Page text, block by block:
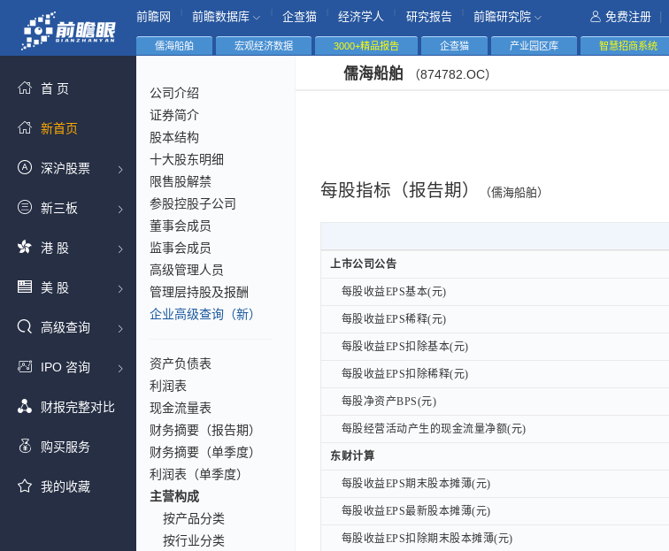
前瞻网 前瞻数据库 企查猫 经济学人 研究报告 前瞻研究院 免费注册
首 页
新首页
深沪股票
新三板
港 股
美 股
高级查询
IPO 咨询
财报完整对比
购买服务
我的收藏
儒海船舶 宏观经济数据 3000+精品报告 企查猫 产业园区库 智慧招商系统
公司介绍
证券简介
股本结构
十大股东明细
限售股解禁
参股控股子公司
董事会成员
监事会成员
高级管理人员
管理层持股及报酬
企业高级查询（新）
资产负债表
利润表
现金流量表
财务摘要（报告期）
财务摘要（单季度）
利润表（单季度）
主营构成
按产品分类
按行业分类
儒海船舶 （874782.OC）
每股指标（报告期） （儒海船舶）
上市公司公告
每股收益EPS基本(元)
每股收益EPS稀释(元)
每股收益EPS扣除基本(元)
每股收益EPS扣除稀释(元)
每股净资产BPS(元)
每股经营活动产生的现金流量净额(元)
东财计算
每股收益EPS期末股本摊薄(元)
每股收益EPS最新股本摊薄(元)
每股收益EPS扣除期末股本摊薄(元)
上市公司公告
每股收益EPS基本(元)
每股收益EPS稀释(元)
每股收益EPS扣除基本(元)
每股收益EPS扣除稀释(元)
每股净资产BPS(元)
每股经营活动产生的现金流量净额(元)
东财计算
每股收益EPS期末股本摊薄(元)
每股收益EPS最新股本摊薄(元)
每股收益EPS扣除期末股本摊薄(元)